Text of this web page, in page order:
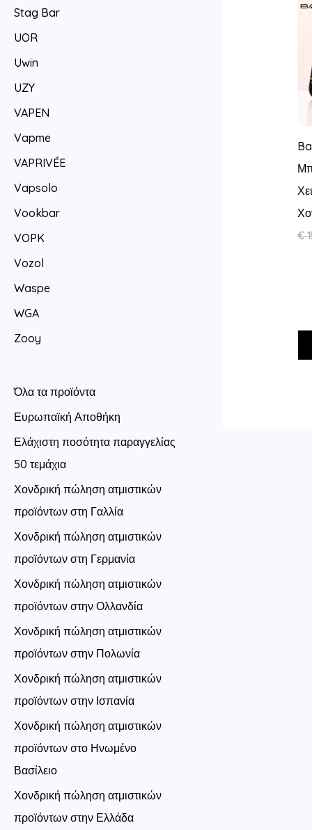
Stag Bar
UOR
Uwin
UZY
VAPEN
Vapme
VAPRIVÉE
Vapsolo
Vookbar
VOPK
Vozol
Waspe
WGA
Zooy
Όλα τα προϊόντα
Ευρωπαϊκή Αποθήκη
Ελάχιστη ποσότητα παραγγελίας
50 τεμάχια
Χονδρική πώληση ατμιστικών
προϊόντων στη Γαλλία
Χονδρική πώληση ατμιστικών
προϊόντων στη Γερμανία
Χονδρική πώληση ατμιστικών
προϊόντων στην Ολλανδία
Χονδρική πώληση ατμιστικών
προϊόντων στην Πολωνία
Χονδρική πώληση ατμιστικών
προϊόντων στην Ισπανία
Χονδρική πώληση ατμιστικών
προϊόντων στο Ηνωμένο
Βασίλειο
Χονδρική πώληση ατμιστικών
προϊόντων στην Ελλάδα
€